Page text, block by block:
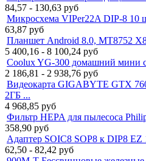
84,57 - 130,63 руб
Микросхема VIPer22A DIP-8 10
63,87 руб
Планшет Android 8.0, MT8752
5 400,16 - 8 100,24 руб
Coolux YG-300 домашний мини
2 186,81 - 2 938,76 руб
Видеокарта GIGABYTE GTX
2ГБ ...
4 968,85 руб
Фильтр HEPA для пылесоса
358,90 руб
Адаптер SOIC8 SOP8 к DIP8 EZ
62,50 - 82,42 руб